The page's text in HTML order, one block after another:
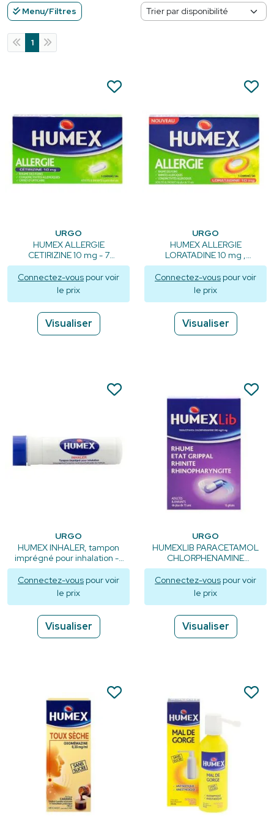
Menu/Filtres
1
URGO
HUMEX ALLERGIE
CETIRIZINE 10 mg - 7
comprimés pelliculés
sécables
Connectez-vous pour voir
le prix
Visualiser
URGO
HUMEX ALLERGIE
LORATADINE 10 mg ,
comprimé pelliculé sécable
- 7 comprimés
Connectez-vous pour voir
le prix
Visualiser
URGO
HUMEX INHALER, tampon
imprégné pour inhalation - 1
tube
Connectez-vous pour voir
le prix
Visualiser
URGO
HUMEXLIB PARACETAMOL
CHLORPHENAMINE
500mg/4mg - 16 gélules
Connectez-vous pour voir
le prix
Visualiser